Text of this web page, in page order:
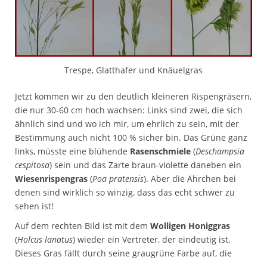
Trespe, Glatthafer und Knäuelgras
Jetzt kommen wir zu den deutlich kleineren Rispengräsern,
die nur 30-60 cm hoch wachsen: Links sind zwei, die sich
ähnlich sind und wo ich mir, um ehrlich zu sein, mit der
Bestimmung auch nicht 100 % sicher bin. Das Grüne ganz
links, müsste eine blühende Rasenschmiele (Deschampsia
cespitosa) sein und das Zarte braun-violette daneben ein
Wiesenrispengras (Poa pratensis). Aber die Ährchen bei
denen sind wirklich so winzig, dass das echt schwer zu
sehen ist!
Auf dem rechten Bild ist mit dem Wolligen Honiggras
(Holcus lanatus) wieder ein Vertreter, der eindeutig ist.
Dieses Gras fällt durch seine graugrüne Farbe auf, die